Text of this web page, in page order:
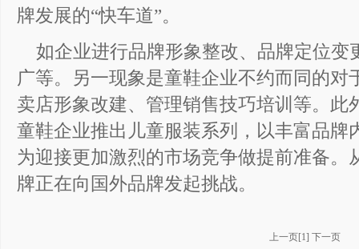
牌发展的“快车道”。
如企业进行品牌形象整改、品牌定位变
广等。另一现象是童鞋企业不约而同的对
卖店形象改建、管理销售技巧培训等。此
童鞋企业推出儿童服装系列，以丰富品牌
为迎接更加激烈的市场竞争做提前准备。
牌正在向国外品牌发起挑战。
上一页[1]下一页